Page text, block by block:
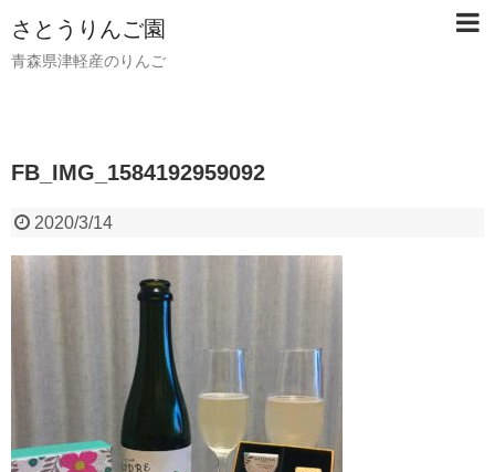
さとうりんご園
青森県津軽産のりんご
FB_IMG_1584192959092
2020/3/14